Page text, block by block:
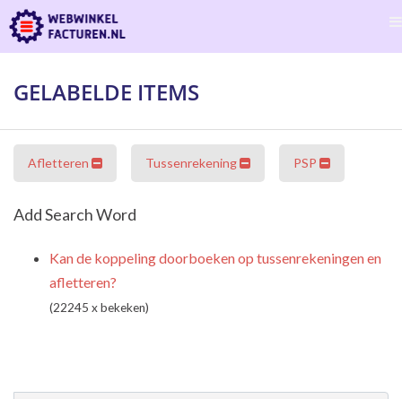
GELABELDE ITEMS
Afletteren Tussenrekening PSP
Add Search Word
Kan de koppeling doorboeken op tussenrekeningen en
afletteren?
(22245 x bekeken)